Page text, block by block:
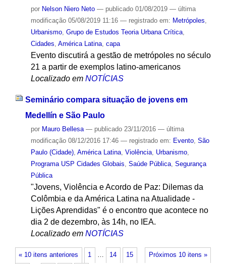
por Nelson Niero Neto — publicado01/08/2019 — última
modificação05/08/2019 11:16 — registrado em: Metrópoles
Urbanismo, Grupo de Estudos Teoria Urbana Crítica,
Cidades América Latina, capa
Evento discutirá a gestão de metrópoles no século
21 a partir de exemplos latino-americanos
Localizado em NOTÍCIAS
Seminário compara situação de jovens em
Medellín e São Paulo
por Mauro Bellesa — publicado23/11/2016 — última
modificação08/12/2016 17:46 — registrado em: Evento, São
Paulo (Cidade), América Latina, Violência, Urbanismo,
Programa USP Cidades Globais, Saúde Pública, Segurança
Pública
"Jovens, Violência e Acordo de Paz: Dilemas da
Colômbia e da América Latina na Atualidade -
Lições Aprendidas" é o encontro que acontece no
dia 2 de dezembro, às 14h, no IEA.
Localizado em NOTÍCIAS
« 10 itens anteriores Próximos 10 itens »
1 … 14 15